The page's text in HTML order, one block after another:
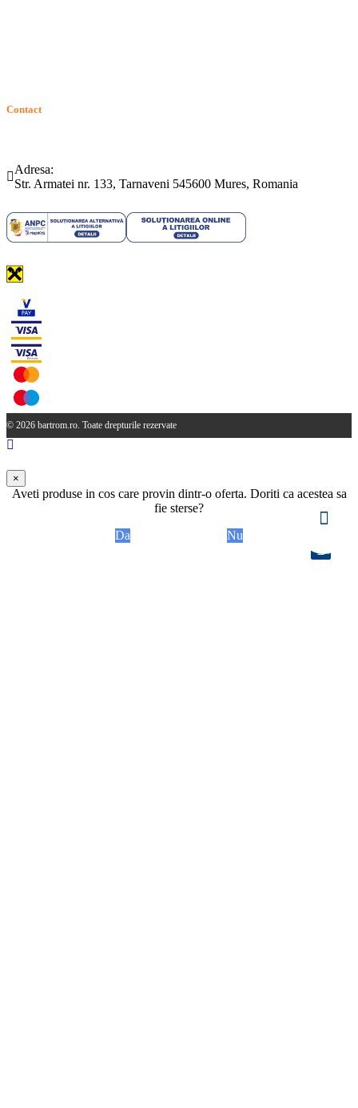
Contact
Adresa:
Str. Armatei nr. 133, Tarnaveni 545600 Mures, Romania
© 2026 bartrom.ro. Toate drepturile rezervate
×
Aveti produse in cos care provin dintr-o oferta. Doriti ca acestea sa
fie sterse?
Da
Nu